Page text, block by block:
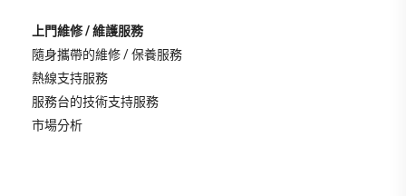
上門維修 / 維護服務
隨身攜帶的維修 / 保養服務
熱線支持服務
服務台的技術支持服務
市場分析